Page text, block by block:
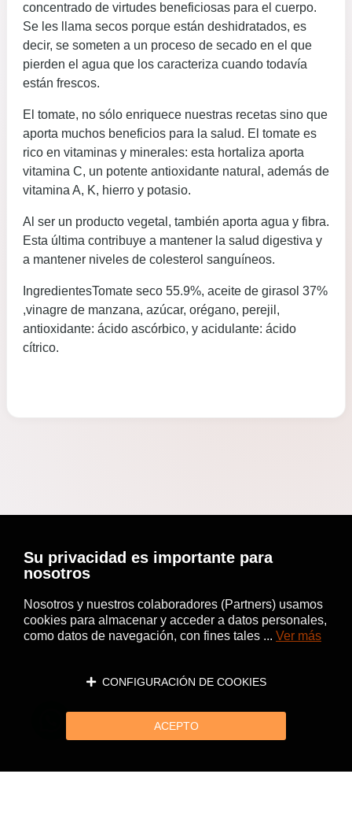
concentrado de virtudes beneficiosas para el cuerpo.
Se les llama secos porque están deshidratados, es
decir, se someten a un proceso de secado en el que
pierden el agua que los caracteriza cuando todavía
están frescos.
El tomate, no sólo enriquece nuestras recetas sino que
aporta muchos beneficios para la salud. El tomate es
rico en vitaminas y minerales: esta hortaliza aporta
vitamina C, un potente antioxidante natural, además de
vitamina A, K, hierro y potasio.
Al ser un producto vegetal, también aporta agua y fibra.
Esta última contribuye a mantener la salud digestiva y
a mantener niveles de colesterol sanguíneos.
IngredientesTomate seco 55.9%, aceite de girasol 37%
,vinagre de manzana, azúcar, orégano, perejil,
antioxidante: ácido ascórbico, y acidulante: ácido
cítrico.
Su privacidad es importante para
nosotros
Nosotros y nuestros colaboradores (Partners) usamos
cookies para almacenar y acceder a datos personales,
como datos de navegación, con fines tales ... Ver más
CONFIGURACIÓN DE COOKIES
ACEPTO